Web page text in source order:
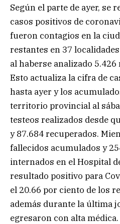
Según el parte de ayer, se
casos positivos de
fueron contagios en la
restantes en 37
al haberse analizado 5.426
Esto actualiza la cifra de
hasta ayer y los
territorio provincial al
testeos realizados desde
y 87.684 recuperados.
fallecidos acumulados y
internados en el Hospital
resultado positivo para
el 20.66 por ciento de los
además durante la última
egresaron con alta médica.